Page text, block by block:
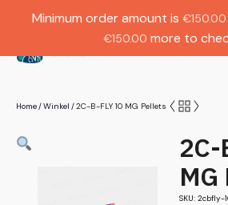
€1000.
Home/Winkel /2C-B-FLY 10 MG Pellets
2C-
SKU: 2cbfly-
Minimum order amount is €150.00
€150.00 more to